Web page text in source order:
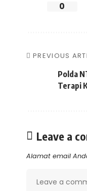
0
PREVIOUS
Polda
Terapi
Leave a
Alamat email